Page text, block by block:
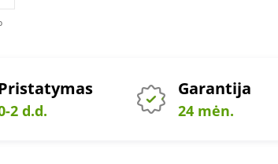
2 d.d.
Garantija
24 mėn.